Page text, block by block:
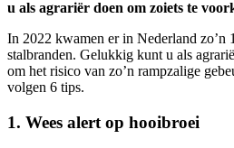
u als agrariër doen om zoiets te
In 2022 kwamen er in Nederland zo’n
stalbranden. Gelukkig kunt u als
om het risico van zo’n rampzalige
volgen 6 tips.
1. Wees alert op hooibroei